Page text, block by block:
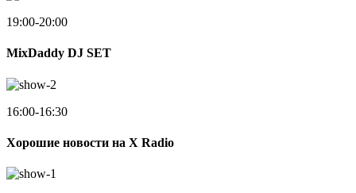
19:00-20:00
MixDaddy DJ SET
16:00-16:30
Хорошие новости на X Radio